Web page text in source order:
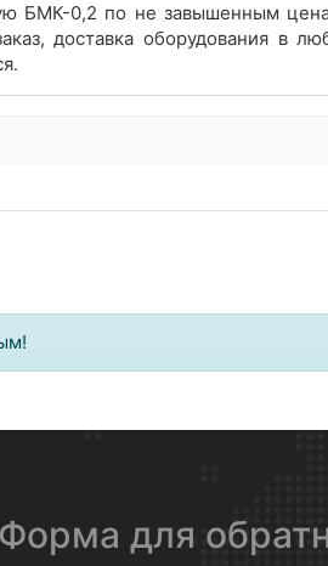
БМК-0,2 по не завышенным
доставка оборудования в
Форма для